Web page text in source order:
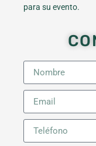
para su evento.